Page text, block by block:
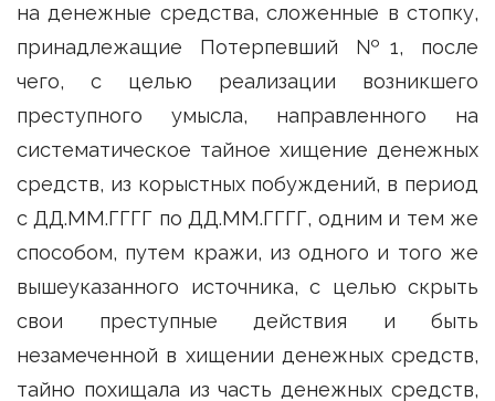
на денежные средства, сложенные в стопку,
принадлежащие Потерпевший №1, после
чего, с целью реализации возникшего
преступного умысла, направленного на
систематическое тайное хищение денежных
средств, из корыстных побуждений, в период
с ДД.ММ.ГГГГ по ДД.ММ.ГГГГ, одним и тем же
способом, путем кражи, из одного и того же
вышеуказанного источника, с целью скрыть
свои преступные действия и быть
незамеченной в хищении денежных средств,
тайно похищала из часть денежных средств,